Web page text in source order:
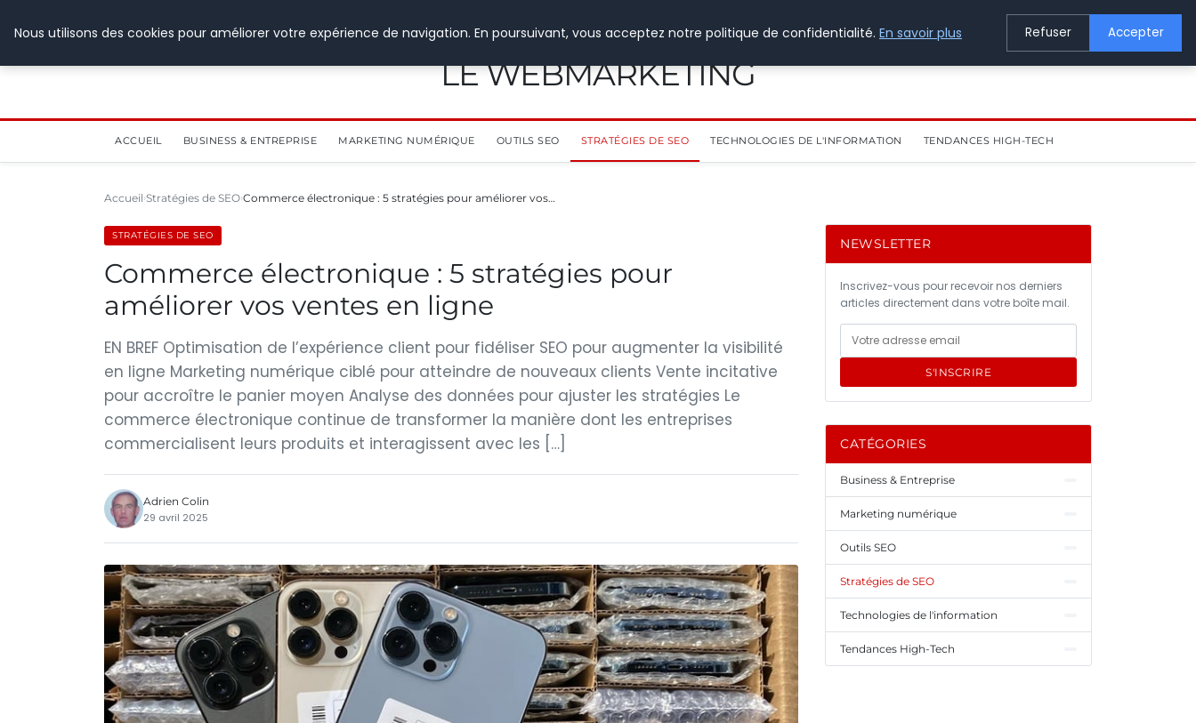
LE WEBMARKETING
ACCUEIL BUSINESS & ENTREPRISE MARKETING NUMÉRIQUE OUTILS SEO STRATÉGIES DE SEO TECHNOLOGIES DE L'INFORMATION TENDANCES HIGH-TECH
Accueil Stratégies de SEO Commerce électronique : 5 stratégies pour améliorer vos…
STRATÉGIES DE SEO
Commerce électronique : 5 stratégies pour
améliorer vos ventes en ligne
EN BREF Optimisation de l’expérience client pour fidéliser SEO pour augmenter la visibilité
en ligne Marketing numérique ciblé pour atteindre de nouveaux clients Vente incitative
pour accroître le panier moyen Analyse des données pour ajuster les stratégies Le
commerce électronique continue de transformer la manière dont les entreprises
commercialisent leurs produits et interagissent avec les […]
Adrien Colin
29 avril 2025
NEWSLETTER
Inscrivez-vous pour recevoir nos derniers
articles directement dans votre boîte mail.
S'INSCRIRE
CATÉGORIES
Business & Entreprise
Marketing numérique
Outils SEO
Stratégies de SEO
Technologies de l'information
Tendances High-Tech
Nous utilisons des cookies pour améliorer votre expérience de navigation. En poursuivant, vous acceptez notre politique de confidentialité. En savoir plus Refuser Accepter